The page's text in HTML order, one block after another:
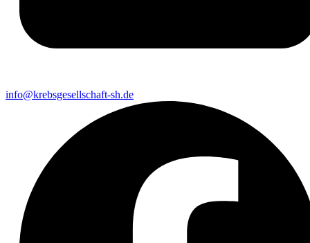
info@krebsgesellschaft-sh.de